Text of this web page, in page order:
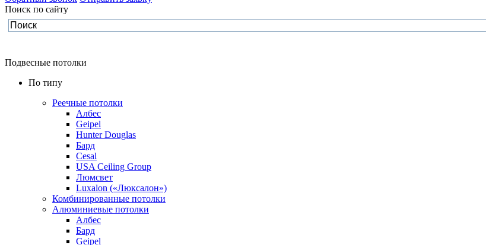
Поиск по cайту
Подвесные потолки
По типу
Реечные потолки
Албес
Geipel
Hunter Douglas
Бард
Cesal
USA Ceiling Group
Люмсвет
Luxalon («Люксалон»)
Комбинированные потолки
Алюминиевые потолки
Албес
Бард
Geipel